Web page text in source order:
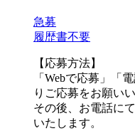
急募
履歴書不要
【応募方法】
「Webで応募」「
りご応募をお願い
その後、お電話に
いたします。